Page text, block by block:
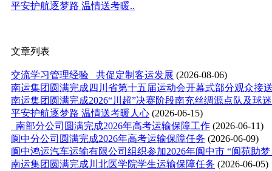
平安护航逐梦路 温情送考暖..
文章列表
交流学习管理经验 共促定制客运发展 (2026-08-06)
南运集团圆满完成四川省第十五届运动会开幕式部分观众接
南运集团圆满完成2026“川超”决赛阶段南充丝绸源点队及球
平安护航逐梦路 温情送考暖人心 (2026-06-15)
南部分公司圆满完成2026年高考运输保障工作 (2026-06-11)
阆中分公司圆满完成2026年高考运输保障任务 (2026-06-09)
阆中鸿运汽车运输有限公司组织参加2026年阆中市 “阆苑助梦
南运集团圆满完成川北医学院学生运输保障任务 (2026-06-05)